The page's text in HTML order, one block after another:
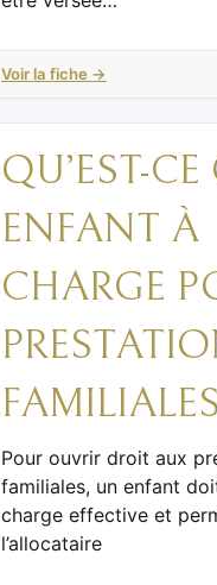
Voir la fiche →
QU’EST-
ENFANT À
CHARGE
Pour ouvrir droit aux
familiales, un enfant
charge effective et
l’allocataire